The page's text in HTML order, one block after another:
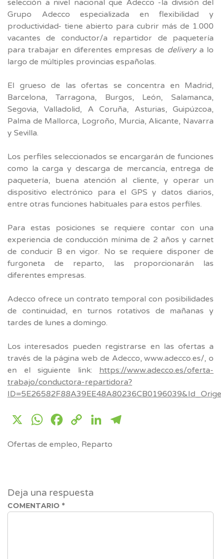
selección a nivel nacional que Adecco -la división del
Grupo Adecco especializada en flexibilidad y
productividad- tiene abierto para cubrir más de 1.000
vacantes de conductor/a repartidor de paquetería
para trabajar en diferentes empresas de deliverya lo
largo de múltiples provincias españolas.
El grueso de las ofertas se concentra en Madrid,
Barcelona, Tarragona, Burgos, León, Salamanca,
Segovia, Valladolid, A Coruña, Asturias, Guipúzcoa,
Palma de Mallorca, Logroño, Murcia, Alicante, Navarra
y Sevilla.
Los perfiles seleccionados se encargarán de funciones
como la carga y descarga de mercancía, entrega de
paquetería, buena atención al cliente, y operar un
dispositivo electrónico para el GPS y datos diarios,
entre otras funciones habituales para estos perfiles.
Para estas posiciones se requiere contar con una
experiencia de conducción mínima de 2 años y carnet
de conducir B en vigor. No se requiere disponer de
furgoneta de reparto, las proporcionarán las
diferentes empresas.
Adecco ofrece un contrato temporal con posibilidades
de continuidad, en turnos rotativos de mañanas y
tardes de lunes a domingo.
Los interesados pueden registrarse en las ofertas a
través de la página web de Adecco, www.adecco.es/, o
en el siguiente link: https://www.adecco.es/oferta-
trabajo/conductora-repartidora?
X WhatsApp
Facebook
CopyLinkedIn
Ofertas de empleo, Reparto
Deja una respuesta
COMENTARIO *